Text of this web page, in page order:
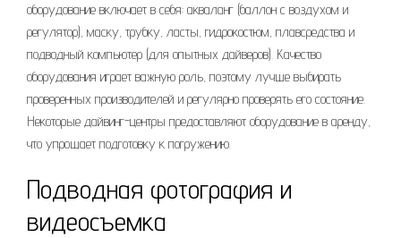
оборудование включает в себя: акваланг (баллон с воздухом и
регулятор), маску, трубку, ласты, гидрокостюм, плавсредства и
подводный компьютер (для опытных дайверов). Качество
оборудования играет важную роль, поэтому лучше выбирать
проверенных производителей и регулярно проверять его состояние.
Некоторые дайвинг-центры предоставляют оборудование в аренду,
что упрощает подготовку к погружению.
Подводная фотография и
видеосъемка